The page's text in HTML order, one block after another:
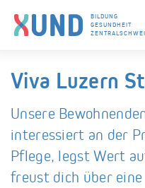
BILDUNG
GESUNDHEIT
Viva Luzern
Unsere
interessiert an der
Pflege, legst Wert
freust dich über